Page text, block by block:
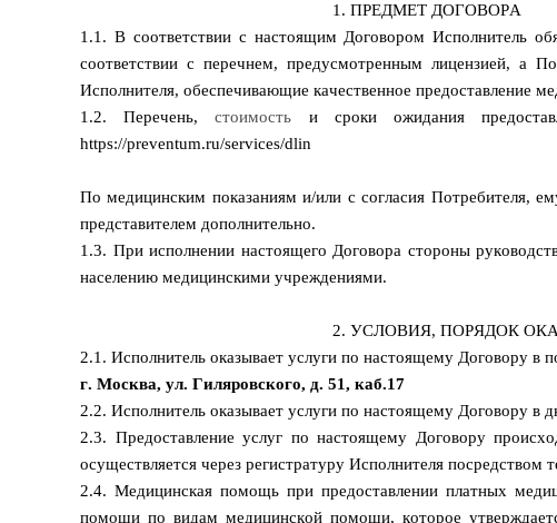
1. ПРЕДМЕТ ДОГОВОРА
1.1. В соответствии с настоящим Договором Исполнитель
соответствии с перечнем, предусмотренным лицензией, а
Исполнителя, обеспечивающие качественное предоставление
1.2. Перечень,стоимость и сроки ожидания
https://preventum.ru/services/dlin
По медицинским показаниям и/или с согласия Потребителя,
представителем дополнительно.
1.3. При исполнении настоящего Договора стороны
населению медицинскими учреждениями.
2. УСЛОВИЯ, ПОРЯДОК
2.1. Исполнитель оказывает услуги по настоящему Договору в
г. Москва, ул. Гиляровского, д. 51, каб.17
2.2. Исполнитель оказывает услуги по настоящему Договору в
2.3. Предоставление услуг по настоящему Договору
осуществляется через регистратуру Исполнителя
2.4. Медицинская помощь при предоставлении платных
помощи по видам медицинской помощи, которое